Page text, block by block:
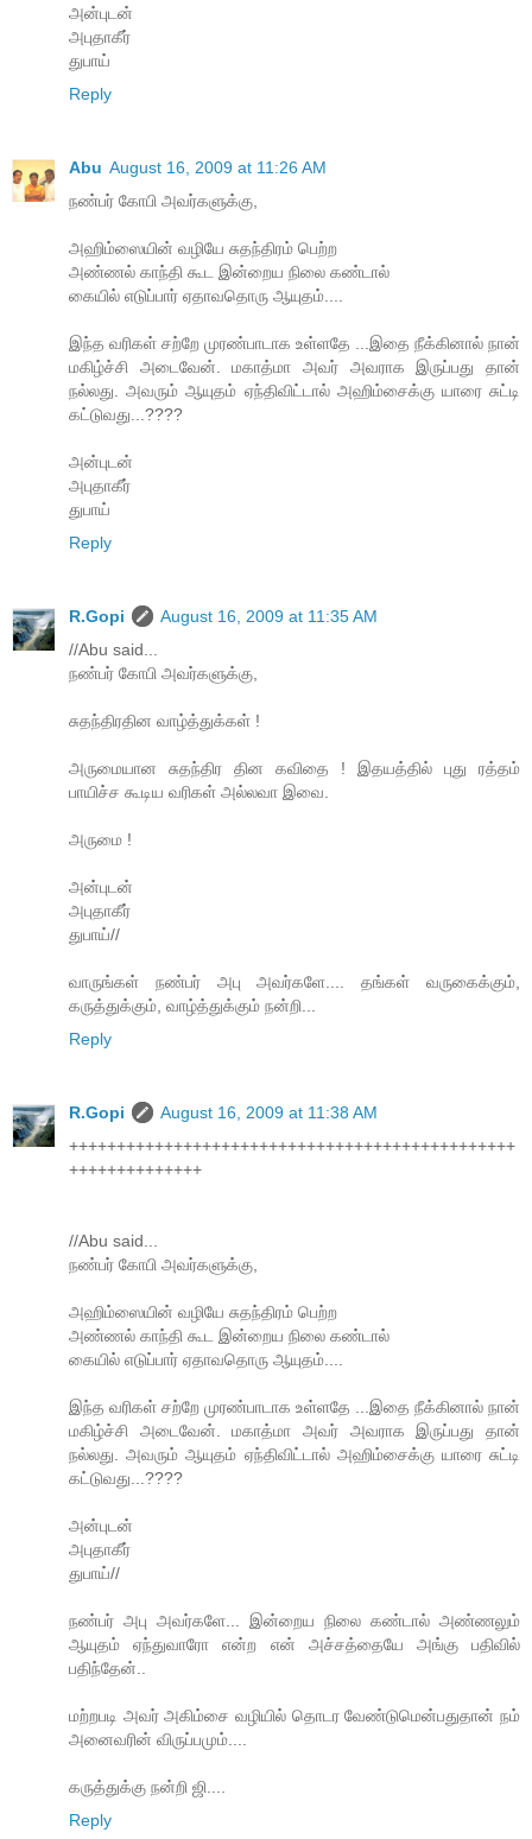
அன்புடன்
அபுதாகீர்
துபாய்
Reply
Abu August 16, 2009 at 11:26 AM
நண்பர் கோபி அவர்களுக்கு,
அஹிம்ஸையின் வழியே சுதந்திரம் பெற்ற
அண்ணல் காந்தி கூட இன்றைய நிலை கண்டால்
கையில் எடுப்பார் ஏதாவதொரு ஆயுதம்....
இந்த வரிகள் சற்றே முரண்பாடாக உள்ளதே ...இதை நீக்கினால் நான்
மகிழ்ச்சி அடைவேன். மகாத்மா அவர் அவராக இருப்பது தான்
நல்லது. அவரும் ஆயுதம் ஏந்திவிட்டால் அஹிம்சைக்கு யாரை சுட்டி
கட்டுவது...????
அன்புடன்
அபுதாகீர்
துபாய்
Reply
R.Gopi
August 16, 2009 at 11:35 AM
//Abu said...
நண்பர் கோபி அவர்களுக்கு,
சுதந்திரதின வாழ்த்துக்கள் !
அருமையான சுதந்திர தின கவிதை ! இதயத்தில் புது ரத்தம்
பாயிச்ச கூடிய வரிகள் அல்லவா இவை.
அருமை !
அன்புடன்
அபுதாகீர்
துபாய்//
வாருங்க‌ள் ந‌ண்ப‌ர் அபு அவ‌ர்க‌ளே.... த‌ங்க‌ள் வ‌ருகைக்கும்,
க‌ருத்துக்கும், வாழ்த்துக்கும் ந‌ன்றி...
Reply
R.Gopi
August 16, 2009 at 11:38 AM
+++++++++++++++++++++++++++++++++++++++++++++++
++++++++++++++
//Abu said...
நண்பர் கோபி அவர்களுக்கு,
அஹிம்ஸையின் வழியே சுதந்திரம் பெற்ற
அண்ணல் காந்தி கூட இன்றைய நிலை கண்டால்
கையில் எடுப்பார் ஏதாவதொரு ஆயுதம்....
இந்த வரிகள் சற்றே முரண்பாடாக உள்ளதே ...இதை நீக்கினால் நான்
மகிழ்ச்சி அடைவேன். மகாத்மா அவர் அவராக இருப்பது தான்
நல்லது. அவரும் ஆயுதம் ஏந்திவிட்டால் அஹிம்சைக்கு யாரை சுட்டி
கட்டுவது...????
அன்புடன்
அபுதாகீர்
துபாய்//
ந‌ண்ப‌ர் அபு அவ‌ர்க‌ளே... இன்றைய‌ நிலை க‌ண்டால் அண்ண‌லும்
ஆயுத‌ம் ஏந்துவாரோ என்ற‌ என் அச்ச‌த்தையே அங்கு ப‌திவில்
ப‌திந்தேன்..
ம‌ற்ற‌ப‌டி அவ‌ர் அகிம்சை வ‌ழியில் தொட‌ர‌ வேண்டுமென்ப‌துதான் ந‌ம்
அனைவ‌ரின் விருப்ப‌மும்....
கருத்துக்கு நன்றி ஜி....
Reply